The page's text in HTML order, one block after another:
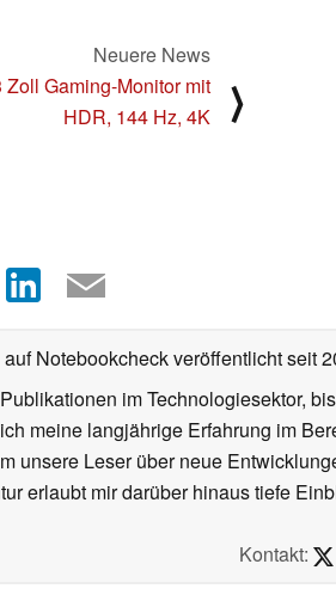
Neuere News
Zoll Gaming-Monitor mit
HDR, 144 Hz, 4K
⟩
Notebookcheck veröffentlichtseit
im Technologiesektor,
meine langjährige Erfahrung im
unsere Leser über neue
erlaubt mir darüber hinaus tiefe
Kontakt: